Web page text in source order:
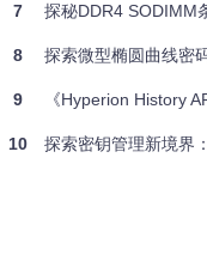
7 探秘DDR4 SODIMM
8 探索微型椭圆曲线密
9 《Hyperion History
10 探索密钥管理新境界